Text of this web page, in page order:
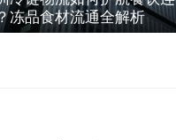
冻品食材流通全解析